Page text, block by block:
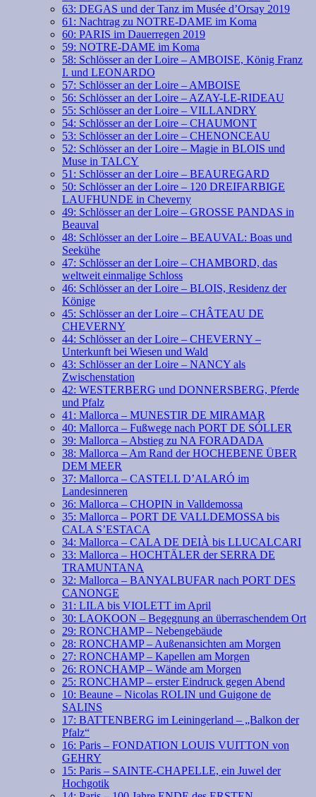
63: DEGAS und der Tanz im Musée d’Orsay 2019
61: Nachtrag zu NOTRE-DAME im Koma
60: PARIS im Dauerregen 2019
59: NOTRE-DAME im Koma
58: Schlösser an der Loire – AMBOISE, König Franz
I. und LEONARDO
57: Schlösser an der Loire – AMBOISE
56: Schlösser an der Loire – AZAY-LE-RIDEAU
55: Schlösser an der Loire – VILLANDRY
54: Schlösser an der Loire – CHAUMONT
53: Schlösser an der Loire – CHENONCEAU
52: Schlösser an der Loire – Magie in BLOIS und
Muse in TALCY
51: Schlösser an der Loire – BEAUREGARD
50: Schlösser an der Loire – 120 DREIFARBIGE
LAUFHUNDE in Cheverny
49: Schlösser an der Loire – GROSSE PANDAS in
Beauval
48: Schlösser an der Loire – BEAUVAL: Boas und
Seekühe
47: Schlösser an der Loire – CHAMBORD, das
weltweit einmalige Schloss
46: Schlösser an der Loire – BLOIS, Residenz der
Könige
45: Schlösser an der Loire – CHÂTEAU DE
CHEVERNY
44: Schlösser an der Loire – CHEVERNY –
Unterkunft bei Wiesen und Wald
43: Schlösser an der Loire – NANCY als
Zwischenstation
42: WESTERBERG und DONNERSBERG, Pferde
und Pfalz
41: Mallorca – MUNESTIR DE MIRAMAR
40: Mallorca – Fußwege nach PORT DE SÓLLER
39: Mallorca – Abstieg zu NA FORADADA
38: Mallorca – Am Rand der HOCHEBENE ÜBER
DEM MEER
37: Mallorca – CASTELL D’ALARÓ im
Landesinneren
36: Mallorca – CHOPIN in Valldemossa
35: Mallorca – PORT DE VALLDEMOSSA bis
CALA S’ESTACA
34: Mallorca – CALA DE DEIÀ bis LLUCALCARI
33: Mallorca – HOCHTÄLER der SERRA DE
TRAMUNTANA
32: Mallorca – BANYALBUFAR nach PORT DES
CANONGE
31: LILA bis VIOLETT im April
30: LAOKOON – Begegnung an überraschendem Ort
29: RONCHAMP – Nebengebäude
28: RONCHAMP – Außenansichten am Morgen
27: RONCHAMP – Kapellen am Morgen
26: RONCHAMP – Wände am Morgen
25: RONCHAMP – erster Eindruck gegen Abend
10: Beaune – Nicolas ROLIN und Guigone de
SALINS
17: BATTENBERG im Leiningerland – „Balkon der
Pfalz“
16: Paris – FONDATION LOUIS VUITTON von
GEHRY
15: Paris – SAINTE-CHAPELLE, ein Juwel der
Hochgotik